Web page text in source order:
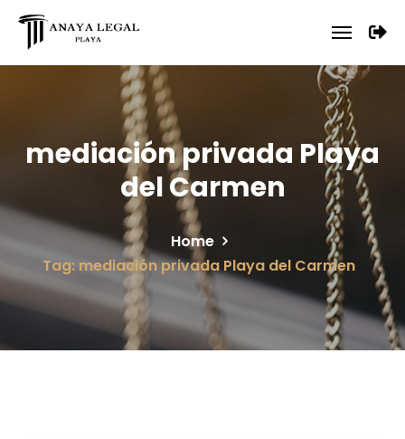
mediación privada Playa
del Carmen
Home
Tag: mediación privada Playa del Carmen